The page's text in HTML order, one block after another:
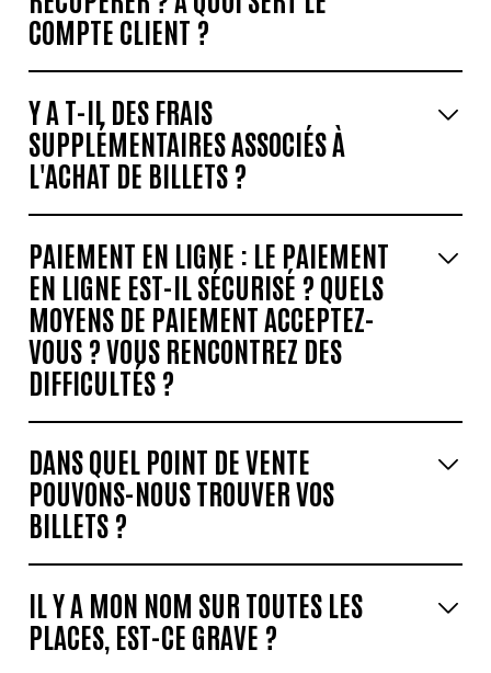
COMPTE CLIENT ?
Y A T-IL DES FRAIS
SUPPLÉMENTAIRES ASSOCIÉS À
L'ACHAT DE BILLETS ?
PAIEMENT EN LIGNE : LE PAIEMENT
EN LIGNE EST-IL SÉCURISÉ ? QUELS
MOYENS DE PAIEMENT ACCEPTEZ-
VOUS ? VOUS RENCONTREZ DES
DIFFICULTÉS ?
DANS QUEL POINT DE VENTE
POUVONS-NOUS TROUVER VOS
BILLETS ?
IL Y A MON NOM SUR TOUTES LES
PLACES, EST-CE GRAVE ?